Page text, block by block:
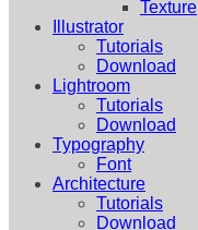
Texture
Illustrator
Tutorials
Download
Lightroom
Tutorials
Download
Typography
Font
Architecture
Tutorials
Download